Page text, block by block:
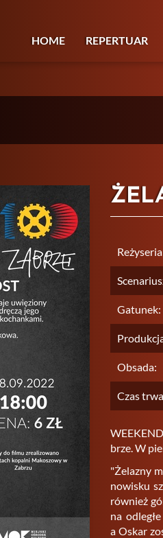
HOME REPERTUAR
Gatunek:
Obsada:
Czas
brze. W
"Że­la­zny
no­wi­sku
rów­nież
na
a Oskar